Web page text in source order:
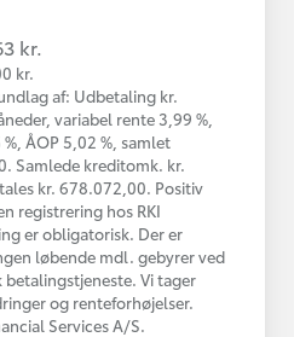
kr.
kr.
af: Udbetaling kr.
variabel rente 3,99 %,
ÅOP 5,02 %, samlet
Samlede kreditomk. kr.
kr. 678.072,00. Positiv
registrering hos RKI
er obligatorisk. Der er
løbende mdl. gebyrer ved
Vi tager
og renteforhøjelser.
Services A/S.